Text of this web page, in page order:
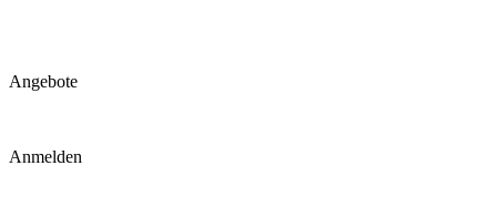
Angebote
Anmelden